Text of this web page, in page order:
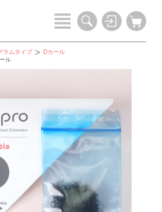
ラムタイプ
Dカール
ル